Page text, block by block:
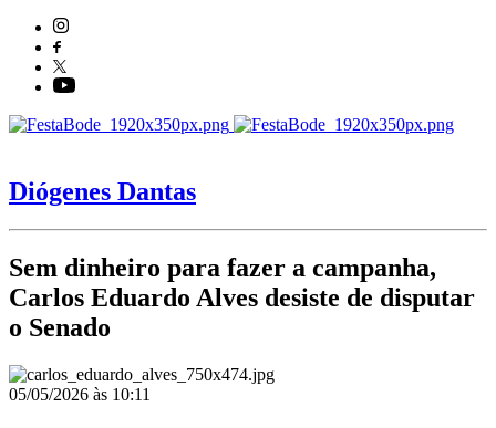
Diógenes Dantas
Sem dinheiro para fazer a campanha,
Carlos Eduardo Alves desiste de disputar
o Senado
05/05/2026 às 10:11